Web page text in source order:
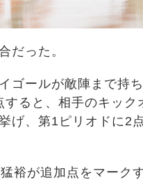
だった。
ゴールが敵陣まで持
ると、相手のキック
げ、第1ピリオドに2
裕が追加点をマーク